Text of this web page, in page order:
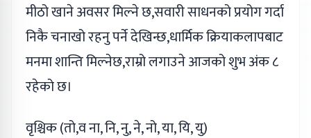
मीठो खाने अवसर मिल्ने छ,सवारी साधनको प्रयोग गर्दा
निकै चनाखो रहनु पर्ने देखिन्छ,धार्मिक क्रियाकलापबाट
मनमा शान्ति मिल्नेछ,राम्रो लगाउने आजको शुभ अंक ८
रहेको छ।
वृश्चिक (तो,व ना, नि, नु, ने, नो, या, यि, यु)